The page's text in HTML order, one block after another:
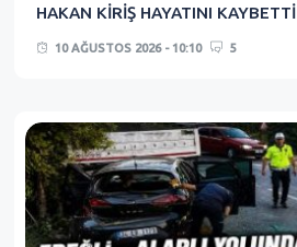
HAKAN KİRİŞ HAYATINI KAYBETTİ
10 AĞUSTOS 2026 - 10:10 5